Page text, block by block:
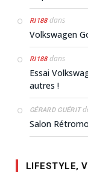
RI188dans
Volkswagen
RI188dans
Essai
autres !
GÉRARD GUÉRIT
Salon
LIFESTYLE,